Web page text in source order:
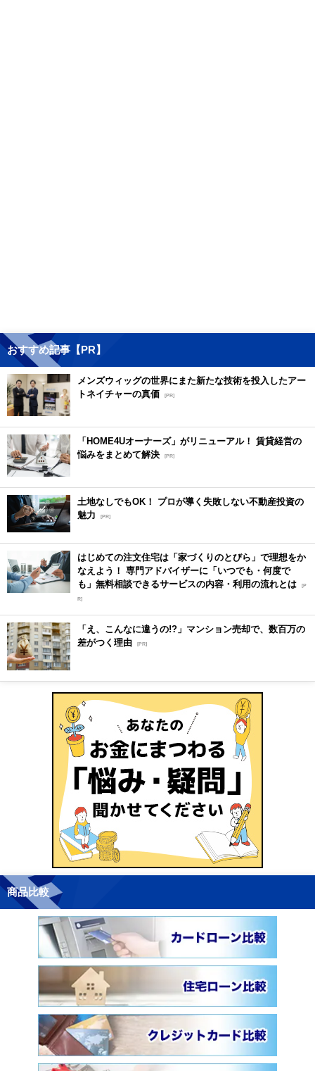
おすすめ記事【PR】
メンズウィッグの世界にまた新たな技術を投入したアー
トネイチャーの真価 [PR]
「HOME4Uオーナーズ」がリニューアル！ 賃貸経営の
悩みをまとめて解決 [PR]
土地なしでもOK！ プロが導く失敗しない不動産投資の
魅力
[PR]
はじめての注文住宅は「家づくりのとびら」で理想をか
なえよう！ 専門アドバイザーに「いつでも・何度で
も」無料相談できるサービスの内容・利用の流れとは [P
R]
「え、こんなに違うの!?」マンション売却で、数百万の
差がつく理由 [PR]
商品比較